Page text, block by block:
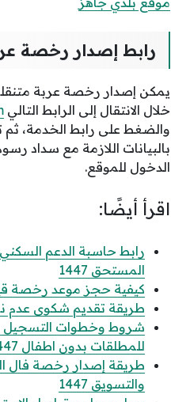
رابط إصدار رخصة
يمكن إصدار رخصة عربة
خلال الانتقال إلى الرابط التالي
والضغط على رابط الخدمة،
بالبيانات اللازمة مع سداد
الدخول للموقع.
اقرأ أيضًا:
رابط حاسبة الدعم
المستحق 1447
كيفية حجز موعد رخصة
طريقة تقديم شكوى عدم
شروط وخطوات التسجيل
للمطلقات بدون اطفال 1447
طريقة إصدار رخصة فال
والتسويق 1447